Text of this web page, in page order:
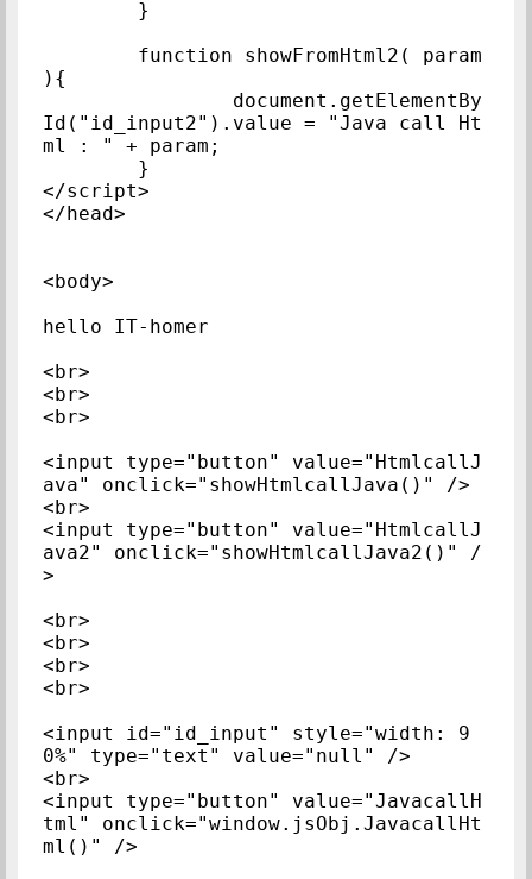
){
Id("id_input2").value = "Java call Ht
ml : " + param;
</script>
</head>
<body>
hello IT-homer
<br>
<br>
<br>
<input type="button" value="HtmlcallJ
ava" onclick="showHtmlcallJava()" />
<br>
<input type="button" value="HtmlcallJ
ava2" onclick="showHtmlcallJava2()" /
>
<br>
<br>
<br>
<br>
<input id="id_input" style="width: 9
0%" type="text" value="null" />
<br>
<input type="button" value="JavacallH
tml" onclick="window.jsObj.JavacallHt
ml()" />